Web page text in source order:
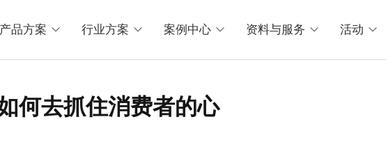
产品方案 行业方案 案例中心 资料与服务 活动
何去抓住消费者的心